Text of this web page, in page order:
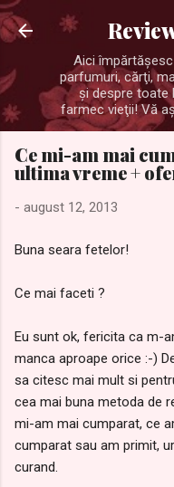
Treceți
Aici
parfumuri, cărţi,
şi despre toate
farmec vieţii! Vă
Ce mi-am mai
ultima vreme +
- august 12, 2013
Buna seara fetelor!
Ce mai faceti ?
Eu sunt ok, fericita ca m-
manca aproape orice :-)
sa citesc mai mult si
cea mai buna metoda de
mi-am mai cumparat, ce
cumparat sau am primit,
curand.